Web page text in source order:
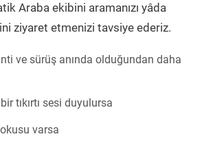
Araba ekibini aramanızı yâda
ziyaret etmenizi tavsiye ederiz.
ve sürüş anında olduğundan daha
tıkırtı sesi duyulursa
varsa